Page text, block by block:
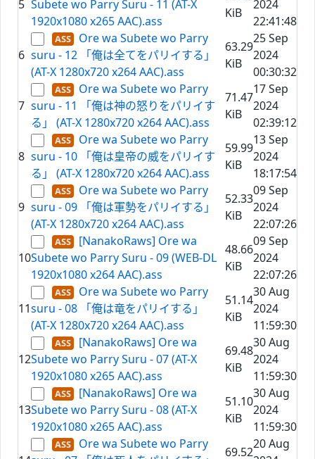
5 Subete wo Parry Suru - 11 (AT-X
1920x1080 x265 AAC).ass
KiB
2024
22:41:48
6
Ore wa Subete wo Parry
suru - 12 「俺は全てをパリイする」
(AT-X 1280x720 x264 AAC).ass
63.29
KiB
25 Sep
2024
00:30:32
7
Ore wa Subete wo Parry
suru - 11 「俺は神の怒りをパリイす
る」 (AT-X 1280x720 x264 AAC).ass
71.47
KiB
17 Sep
2024
02:39:12
8
Ore wa Subete wo Parry
suru - 10 「俺は皇帝の威をパリイす
る」 (AT-X 1280x720 x264 AAC).ass
59.99
KiB
13 Sep
2024
18:17:54
9
Ore wa Subete wo Parry
suru - 09 「俺は軍勢をパリイする」
(AT-X 1280x720 x264 AAC).ass
52.33
KiB
09 Sep
2024
22:07:26
10
[NanakoRaws] Ore wa
Subete wo Parry Suru - 09 (WEB-DL
1920x1080 x264 AAC).ass
48.66
KiB
09 Sep
2024
22:07:26
11
Ore wa Subete wo Parry
suru - 08 「俺は竜をパリイする」
(AT-X 1280x720 x264 AAC).ass
51.14
KiB
30 Aug
2024
11:59:30
12
[NanakoRaws] Ore wa
Subete wo Parry Suru - 07 (AT-X
1920x1080 x265 AAC).ass
69.48
KiB
30 Aug
2024
11:59:30
13
[NanakoRaws] Ore wa
Subete wo Parry Suru - 08 (AT-X
1920x1080 x265 AAC).ass
51.10
KiB
30 Aug
2024
11:59:30
Ore wa Subete wo Parry
69.52
20 Aug